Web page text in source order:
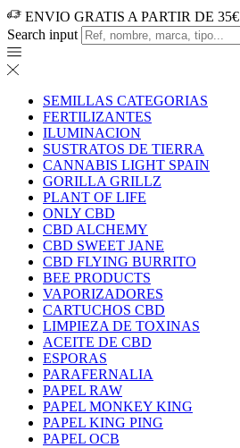
ENVIO GRATIS A PARTIR DE 35€
Search input
SEMILLAS CATEGORIAS
FERTILIZANTES
ILUMINACION
SUSTRATOS DE TIERRA
CANNABIS LIGHT SPAIN
GORILLA GRILLZ
PLANT OF LIFE
ONLY CBD
CBD ALCHEMY
CBD SWEET JANE
CBD FLYING BURRITO
BEE PRODUCTS
VAPORIZADORES
CARTUCHOS CBD
LIMPIEZA DE TOXINAS
ACEITE DE CBD
ESPORAS
PARAFERNALIA
PAPEL RAW
PAPEL MONKEY KING
PAPEL KING PING
PAPEL OCB